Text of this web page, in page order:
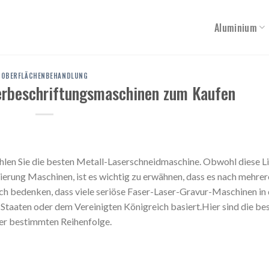
Aluminium
OBERFLÄCHENBEHANDLUNG
zum Kaufen
Sie die besten Metall-Laserschneidmaschine. Obwohl diese
Maschinen, ist es wichtig zu erwähnen, dass es nach
bedenken, dass viele seriöse Faser-Laser-Gravur-Maschinen in
oder dem Vereinigten Königreich basiert.Hier sind die
bestimmten Reihenfolge.